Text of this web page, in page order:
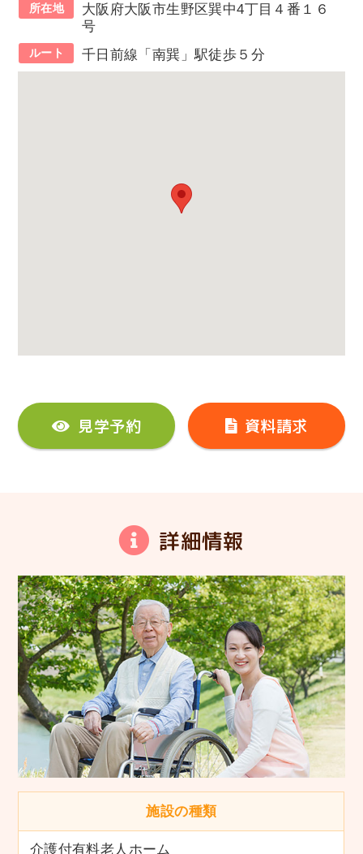
所在地
大阪府大阪市生野区巽中4丁目４番１６
号
ルート 千日前線「南巽」駅徒歩５分
見学予約 資料請求
詳細情報
施設の種類
介護付有料老人ホーム